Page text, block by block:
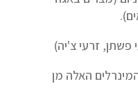
האלה מן